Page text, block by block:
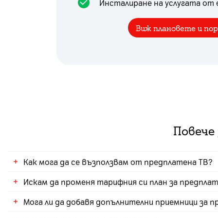
Инсталиране на услугата от
Виж плановете и
Как мога да се възползвам от предплатена ТВ?
Може да активирате услугата онлайн през
Искам да променя тарифния си план за
Можете да направите промяна в удобен за
Мога ли да добавя допълнителни приемници за